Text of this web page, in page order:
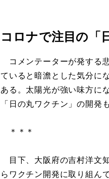
コロナで注目の「
コメンテーターが発する
ていると暗澹とした気分に
ある。太陽光が強い味方に
「日の丸ワクチン」の開発
＊＊＊
目下、大阪府の吉村洋文
らワクチン開発に取り組ん